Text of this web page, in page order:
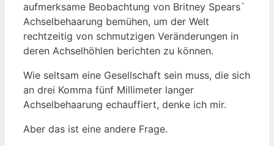
aufmerksame Beobachtung von Britney Spears`
Achselbehaarung bemühen, um der Welt
rechtzeitig von schmutzigen Veränderungen in
deren Achselhöhlen berichten zu können.
Wie seltsam eine Gesellschaft sein muss, die sich
an drei Komma fünf Millimeter langer
Achselbehaarung echauffiert, denke ich mir.
Aber das ist eine andere Frage.